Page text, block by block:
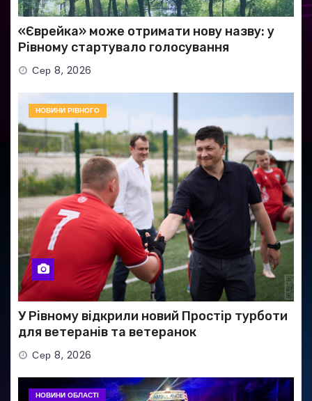
«Єврейка» може отримати нову назву: у
Рівному стартувало голосування
Сер 8, 2026
НОВИНИ РІВНОГО
У Рівному відкрили новий Простір турботи
для ветеранів та ветеранок
Сер 8, 2026
НОВИНИ ОБЛАСТІ